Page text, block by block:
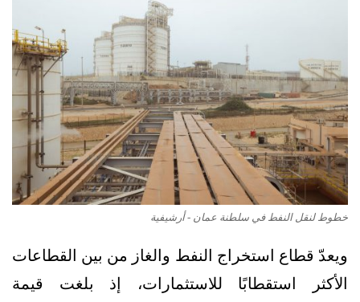
خطوط لنقل النفط في سلطنة عمان - أرشيفية
ويعدّ قطاع استخراج النفط والغاز من بين القطاعات
الأكثر استقطابًا للاستثمارات، إذ بلغت قيمة